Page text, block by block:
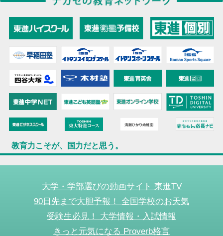
教育力こそが、国力だと思う。
大学・学部選びの動画サイト 東進TV
90日先まで大胆予報！ 全国学校のお天気
受験生必見！ 大学情報・入試情報
きっと元気になる Proverb格言